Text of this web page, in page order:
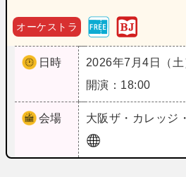
オーケストラ
日時
2026年7月4日（土
開演：18:00
会場 大阪ザ・カレッジ